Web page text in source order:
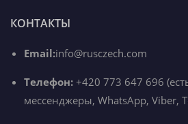
КОНТАКТЫ
Email:info@rusczech.com
Телефон: +420 773 647 696
мессенджеры, WhatsApp, Viber,